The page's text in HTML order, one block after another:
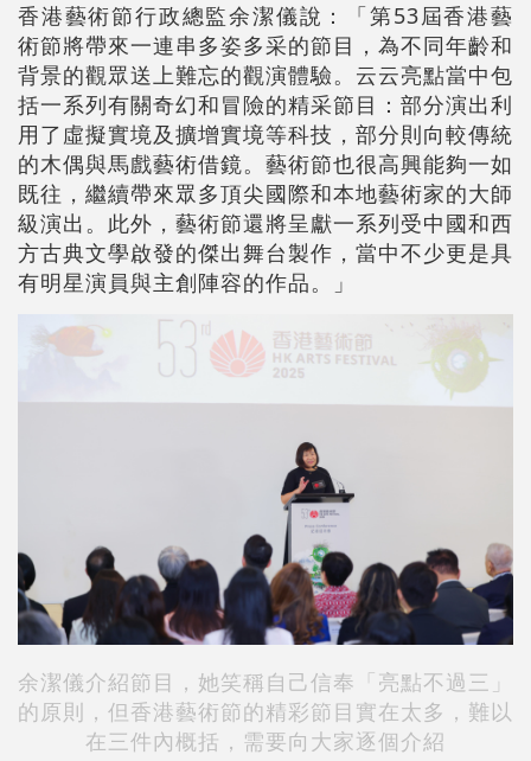
香港藝術節行政總監余潔儀說：「第53屆香港藝
術節將帶來一連串多姿多采的節目，為不同年齡和
背景的觀眾送上難忘的觀演體驗。云云亮點當中包
括一系列有關奇幻和冒險的精采節目：部分演出利
用了虛擬實境及擴增實境等科技，部分則向較傳統
的木偶與馬戲藝術借鏡。藝術節也很高興能夠一如
既往，繼續帶來眾多頂尖國際和本地藝術家的大師
級演出。此外，藝術節還將呈獻一系列受中國和西
方古典文學啟發的傑出舞台製作，當中不少更是具
有明星演員與主創陣容的作品。」
余潔儀介紹節目，她笑稱自己信奉「亮點不過三」
的原則，但香港藝術節的精彩節目實在太多，難以
在三件內概括，需要向大家逐個介紹